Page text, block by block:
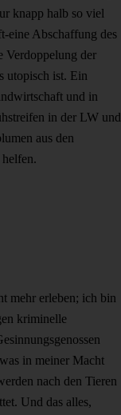
knapp halb so viel
eine Abschaffung des
Verdoppelung der
utopisch ist. Ein
und in
in der LW und
aus den
mehr erleben; ich bin
kriminelle
in meiner Macht
nach den Tieren
Und das alles,